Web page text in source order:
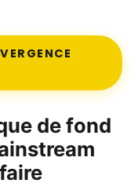
de fond